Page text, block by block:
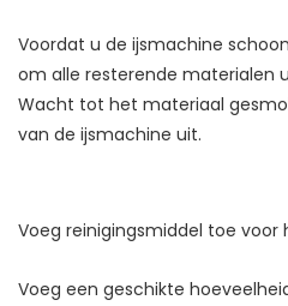
Voordat u de ijsmachine
om alle resterende materialen
Wacht tot het materiaal
van de ijsmachine uit.
Voeg reinigingsmiddel toe voor
Voeg een geschikte